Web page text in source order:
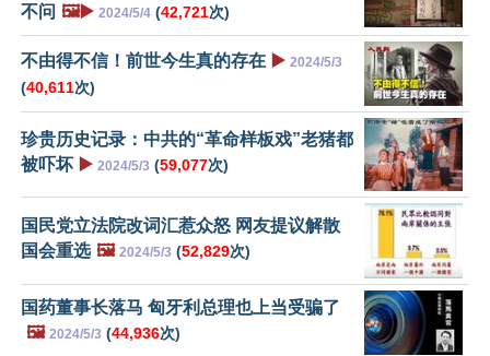
不问 🖼️▶️ 2024/5/4 (42,721次)
不由得不信！前世今生真的存在 ▶️ 2024/5/3
(40,611次)
珍贵历史记录：中共的“革命样板戏”老猪都
被吓坏 ▶️ 2024/5/3 (59,077次)
国民党立法院改词汇惹众怒 网友提议解散
国会重选 🖼️ 2024/5/3 (52,829次)
国药董事长落马 匈牙利总理也上当受骗了
🖼️ 2024/5/3 (44,936次)